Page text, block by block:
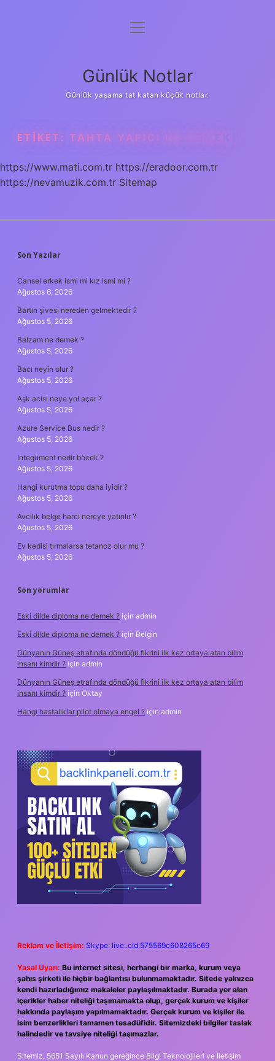
Anasayfa
Yasal Uyarı
menüyü
Günlük Notlar
Günlük yaşama tat katan küçük notlar.
ETIKET: TAHTA YAPICI NE DEMEK
https://www.mati.com.tr https://eradoor.com.tr
https://nevamuzik.com.tr Sitemap
SIDEBAR
Son Yazılar
Cansel erkek ismi mi kız ismi mi ?
Ağustos 6, 2026
Bartın şivesi nereden gelmektedir ?
Ağustos 5, 2026
Balzam ne demek ?
Ağustos 5, 2026
Bacı neyin olur ?
Ağustos 5, 2026
Aşk acisi neye yol açar ?
Ağustos 5, 2026
Azure Service Bus nedir ?
Ağustos 5, 2026
Integüment nedir böcek ?
Ağustos 5, 2026
Hangi kurutma topu daha iyidir ?
Ağustos 5, 2026
Avcılık belge harcı nereye yatırılır ?
Ağustos 5, 2026
Ev kedisi tırmalarsa tetanoz olur mu ?
Ağustos 5, 2026
Son yorumlar
Eski dilde diploma ne demek ? için admin
Eski dilde diploma ne demek ? için Belgin
Dünyanın Güneş etrafında döndüğü fikrini ilk kez ortaya atan bilim
insanı kimdir ? için admin
Dünyanın Güneş etrafında döndüğü fikrini ilk kez ortaya atan bilim
insanı kimdir ? için Oktay
Hangi hastalıklar pilot olmaya engel ? için admin
Reklam ve İletişim: Skype: live:.cid.575569c608265c69
Yasal Uyarı: Bu internet sitesi, herhangi bir marka, kurum veya
şahıs şirketi ile hiçbir bağlantısı bulunmamaktadır. Sitede yalnızca
kendi hazırladığımız makaleler paylaşılmaktadır. Burada yer alan
içerikler haber niteliği taşımamakta olup, gerçek kurum ve kişiler
hakkında paylaşım yapılmamaktadır. Gerçek kurum ve kişiler ile
isim benzerlikleri tamamen tesadüfidir. Sitemizdeki bilgiler taslak
halindedir ve tavsiye niteliği taşımazlar.
Sitemiz, 5651 Sayılı Kanun gereğince Bilgi Teknolojileri ve İletişim